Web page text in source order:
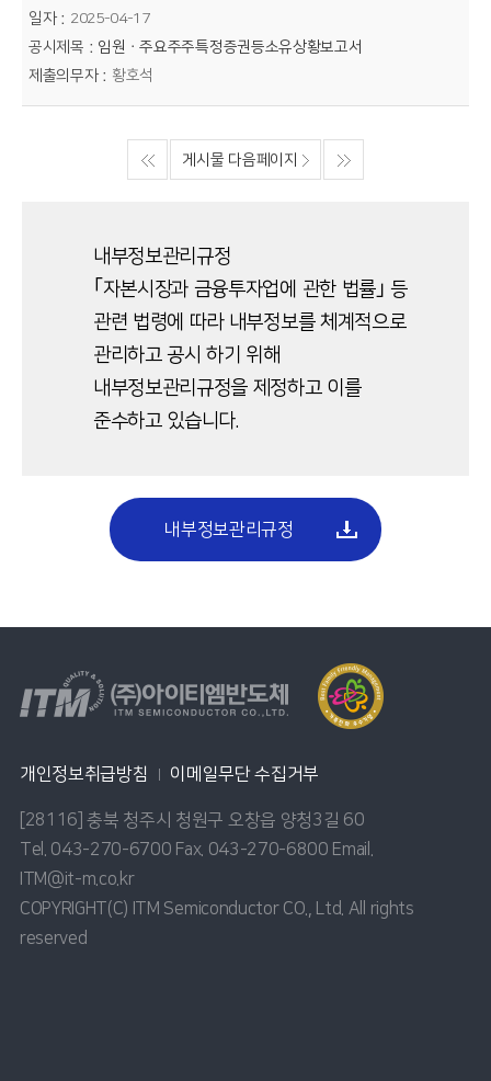
2025-04-17
임원ㆍ주요주주특정증권등소유상황보고서
황호석
게시물 다음페이지
내부정보관리규정
｢자본시장과 금융투자업에 관한 법률｣ 등
관련 법령에 따라 내부정보를 체계적으로
관리하고 공시 하기 위해
내부정보관리규정을 제정하고 이를
준수하고 있습니다.
내부정보관리규정
개인정보취급방침 이메일무단 수집거부
[28116] 충북 청주시 청원구 오창읍 양청3길 60
Tel. 043-270-6700 Fax. 043-270-6800 Email.
ITM@it-m.co.kr
COPYRIGHT(C) ITM Semiconductor CO., Ltd. All rights
reserved